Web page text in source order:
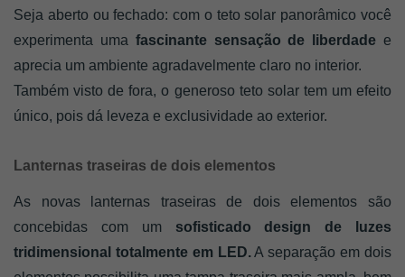
Seja aberto ou fechado: com o teto solar panorâmico você
experimenta uma fascinante sensação de liberdade e
aprecia um ambiente agradavelmente claro no interior.
Também visto de fora, o generoso teto solar tem um efeito
único, pois dá leveza e exclusividade ao exterior.
Lanternas traseiras de dois elementos
As novas lanternas traseiras de dois elementos são
concebidas com um sofisticado design de luzes
tridimensional totalmente em LED. A separação em dois